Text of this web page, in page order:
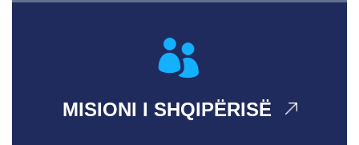
MISIONI I SHQIPËRISË